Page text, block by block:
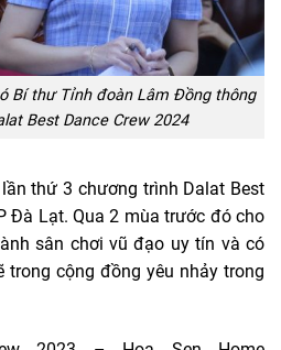
Bí thư Tỉnh đoàn Lâm Đồng thông
Best Dance Crew 2024
thứ 3 chương trình Dalat Best
Đà Lạt. Qua 2 mùa trước đó cho
sân chơi vũ đạo uy tín và có
cộng đồng yêu nhảy trong